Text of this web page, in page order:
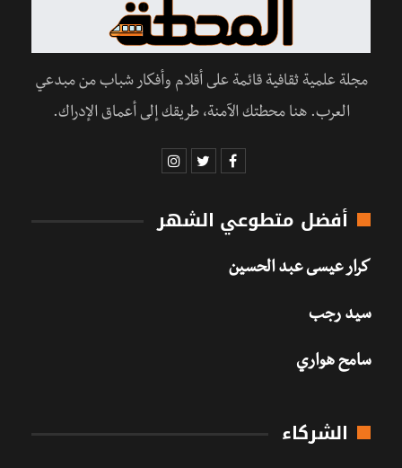
مجلة علمية ثقافية قائمة على أقلام وأفكار شباب من مبدعي
العرب. هنا محطتك الآمنة، طريقك إلى أعماق الإدراك.
أفضل متطوعي الشهر
كرار عيسى عبد الحسين
سيد رجب
سامح هواري
الشركاء